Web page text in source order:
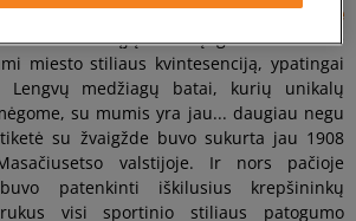
ženklą? Žinoma, kad taip!Converse
didžiųjų miestų gatvėse visame
miesto stiliaus kvintesenciją, ypatingai
Lengvų medžiagų batai, kurių unikalų
su mumis yra jau... daugiau negu
su žvaigžde buvo sukurta jau 1908
valstijoje. Ir nors pačioje
patenkinti iškilusius krepšininkų
visi sportinio stiliaus patogumo